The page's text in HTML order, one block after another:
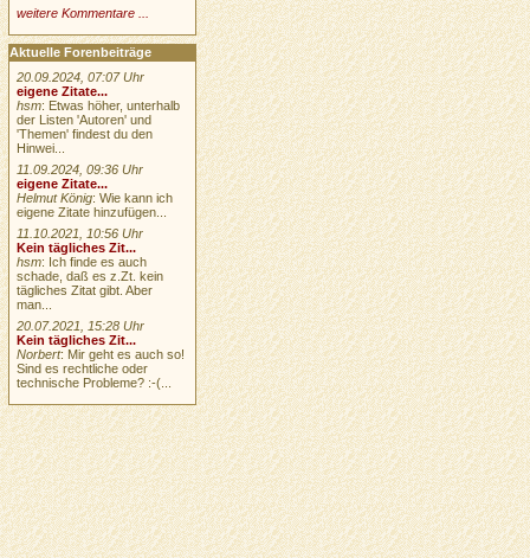
weitere Kommentare ...
Aktuelle Forenbeiträge
20.09.2024, 07:07 Uhr
eigene Zitate...
hsm: Etwas höher, unterhalb
der Listen 'Autoren' und
'Themen' findest du den
Hinwei...
11.09.2024, 09:36 Uhr
eigene Zitate...
Helmut König: Wie kann ich
eigene Zitate hinzufügen...
11.10.2021, 10:56 Uhr
Kein tägliches Zit...
hsm: Ich finde es auch
schade, daß es z.Zt. kein
tägliches Zitat gibt. Aber
man...
20.07.2021, 15:28 Uhr
Kein tägliches Zit...
Norbert: Mir geht es auch so!
Sind es rechtliche oder
technische Probleme? :-(...